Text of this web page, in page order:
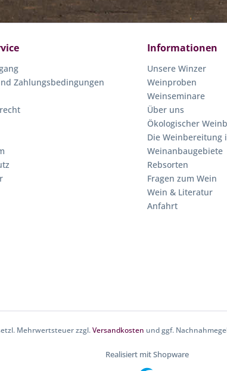
Zahlungsbedingungen
Informationen
Unsere Winzer
Weinproben
Weinseminare
Über uns
Ökologischer
Die Weinbereitung
Weinanbaugebiete
Rebsorten
Fragen zum Wein
Wein & Literatur
Anfahrt
Mehrwertsteuer zzgl.Versandkosten und ggf.
Realisiert mit Shopware